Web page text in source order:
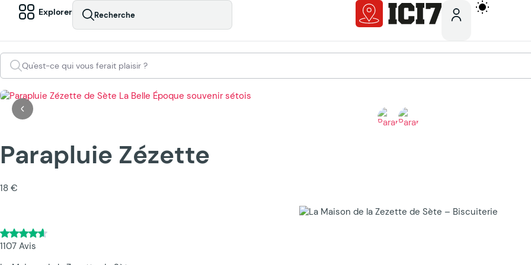
Explorer Recherche
Qu'est-ce qui vous ferait plaisir ?
Parapluie Zézette
18 €
1107 Avis